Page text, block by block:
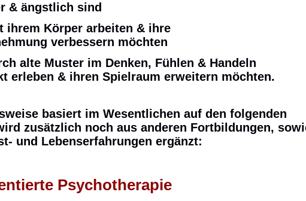
& ängstlich sind
ihrem Körper arbeiten & ihre
verbessern möchten
alte Muster im Denken, Fühlen & Handeln
erleben & ihren Spielraum erweitern möchten.
basiert im Wesentlichen auf den folgenden
zusätzlich noch aus anderen Fortbildungen,
und Lebenserfahrungen ergänzt:
Psychotherapie